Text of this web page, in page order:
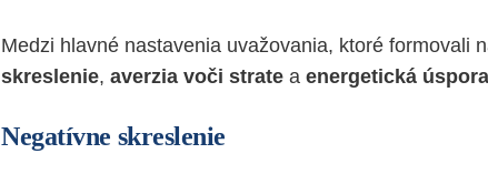
Medzi hlavné nastavenia uvažovania, ktoré formovali
skreslenie, averzia voči strate a energetická úspora
Negatívne skreslenie